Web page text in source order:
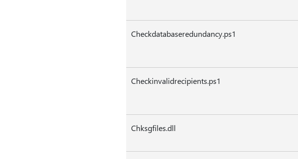
Checkdatabaseredundancy.ps1
Checkinvalidrecipients.ps1
Chksgfiles.dll